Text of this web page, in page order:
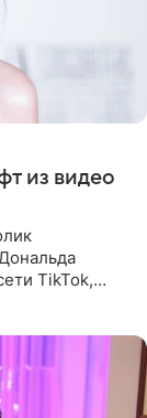
из видео
TikTok,